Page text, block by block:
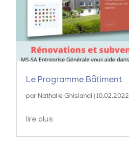
Le Programme Bâtiment
par Nathalie Ghislandi | 10.02.2022
lire plus